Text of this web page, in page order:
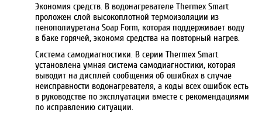
Экономия средств. В водонагревателе Thermex Smart
проложен слой высокоплотной термоизоляции из
пенополиуретана Soap Form, которая поддерживает воду
в баке горячей, экономя средства на повторный нагрев.
Система самодиагностики. В серии Thermex Smart
установлена умная система самодиагностики, которая
выводит на дисплей сообщения об ошибках в случае
неисправности водонагревателя, а коды всех ошибок есть
в руководстве по эксплуатации вместе с рекомендациями
по исправлению ситуации.